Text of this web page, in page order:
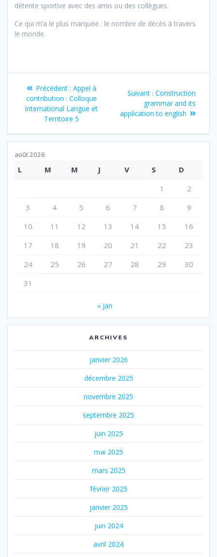
détente sportive avec des amis ou des collègues.
Ce qui m’a le plus marquée : le nombre de décès à travers
le monde.
Navigation
de
l’article
Précédent : Article
précédent
:
Appel à
contribution : Colloque
International Langue et
Territoire 5
Suivant : Article
suivant
:
Construction
grammar and its
application to english
août 2026
L M M J V S
D
1
2
3
4 5 6 7 8
9
10
11 12 13 14 15
16
17
18 19 20 21 22
23
24
25 26 27 28 29
30
31
« Jan
ARCHIVES
janvier 2026
décembre 2025
novembre 2025
septembre 2025
juin 2025
mai 2025
mars 2025
février 2025
janvier 2025
juin 2024
avril 2024